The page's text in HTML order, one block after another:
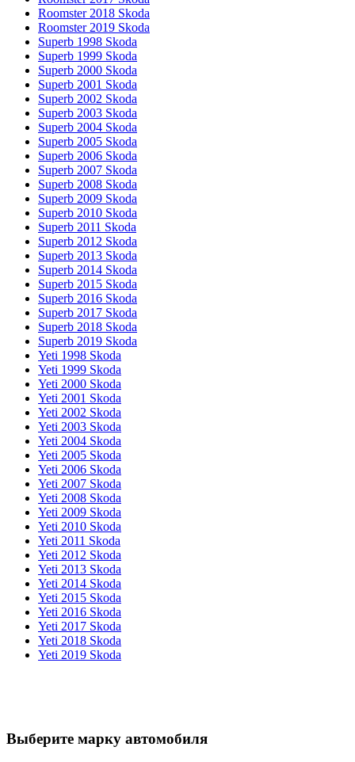
Roomster 2018 Skoda
Roomster 2019 Skoda
Superb 1998 Skoda
Superb 1999 Skoda
Superb 2000 Skoda
Superb 2001 Skoda
Superb 2002 Skoda
Superb 2003 Skoda
Superb 2004 Skoda
Superb 2005 Skoda
Superb 2006 Skoda
Superb 2007 Skoda
Superb 2008 Skoda
Superb 2009 Skoda
Superb 2010 Skoda
Superb 2011 Skoda
Superb 2012 Skoda
Superb 2013 Skoda
Superb 2014 Skoda
Superb 2015 Skoda
Superb 2016 Skoda
Superb 2017 Skoda
Superb 2018 Skoda
Superb 2019 Skoda
Yeti 1998 Skoda
Yeti 1999 Skoda
Yeti 2000 Skoda
Yeti 2001 Skoda
Yeti 2002 Skoda
Yeti 2003 Skoda
Yeti 2004 Skoda
Yeti 2005 Skoda
Yeti 2006 Skoda
Yeti 2007 Skoda
Yeti 2008 Skoda
Yeti 2009 Skoda
Yeti 2010 Skoda
Yeti 2011 Skoda
Yeti 2012 Skoda
Yeti 2013 Skoda
Yeti 2014 Skoda
Yeti 2015 Skoda
Yeti 2016 Skoda
Yeti 2017 Skoda
Yeti 2018 Skoda
Yeti 2019 Skoda
Выберите марку автомобиля